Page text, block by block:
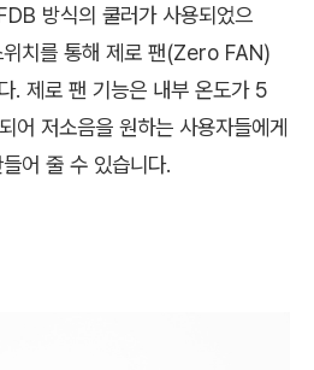
방식의 쿨러가 사용되었으
위치를 통해 제로 팬(Zero FAN)
. 제로 팬 기능은 내부 온도가 5
저소음을 원하는 사용자들에게
어 줄 수 있습니다.